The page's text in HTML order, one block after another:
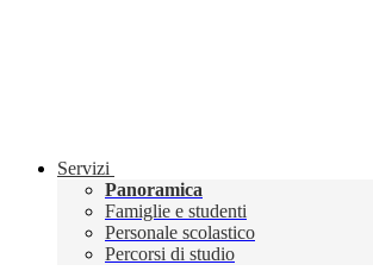
Servizi
Panoramica
Famiglie e studenti
Personale scolastico
Percorsi di studio